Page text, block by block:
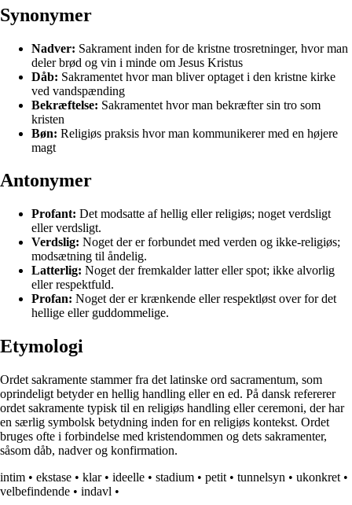
Synonymer
Nadver: Sakrament inden for de kristne trosretninger, hvor man
deler brød og vin i minde om Jesus Kristus
Dåb: Sakramentet hvor man bliver optaget i den kristne kirke
ved vandspænding
Bekræftelse: Sakramentet hvor man bekræfter sin tro som
kristen
Bøn: Religiøs praksis hvor man kommunikerer med en højere
magt
Antonymer
Profant: Det modsatte af hellig eller religiøs; noget verdsligt
eller verdsligt.
Verdslig: Noget der er forbundet med verden og ikke-religiøs;
modsætning til åndelig.
Latterlig: Noget der fremkalder latter eller spot; ikke alvorlig
eller respektfuld.
Profan: Noget der er krænkende eller respektløst over for det
hellige eller guddommelige.
Etymologi
Ordet sakramente stammer fra det latinske ord sacramentum, som
oprindeligt betyder en hellig handling eller en ed. På dansk refererer
ordet sakramente typisk til en religiøs handling eller ceremoni, der har
en særlig symbolsk betydning inden for en religiøs kontekst. Ordet
bruges ofte i forbindelse med kristendommen og dets sakramenter,
såsom dåb, nadver og konfirmation.
intim • ekstase • klar• ideelle • stadium • petit • tunnelsyn • ukonkret •
velbefindende • indavl •